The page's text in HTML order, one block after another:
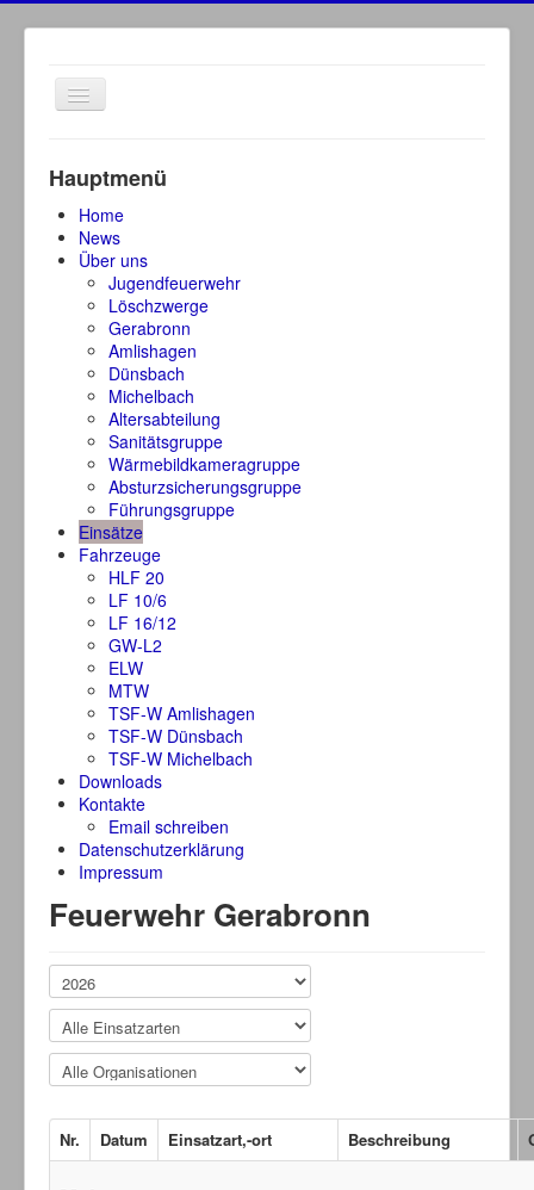
Navigation
an/aus
Hauptmenü
Home
News
Über uns
Jugendfeuerwehr
Löschzwerge
Gerabronn
Amlishagen
Dünsbach
Michelbach
Altersabteilung
Sanitätsgruppe
Wärmebildkameragruppe
Absturzsicherungsgruppe
Führungsgruppe
Einsätze
Fahrzeuge
HLF 20
LF 10/6
LF 16/12
GW-L2
ELW
MTW
TSF-W Amlishagen
TSF-W Dünsbach
TSF-W Michelbach
Downloads
Kontakte
Email schreiben
Datenschutzerklärung
Impressum
Feuerwehr Gerabronn
Nr. Datum Einsatzart,-ort Beschreibung